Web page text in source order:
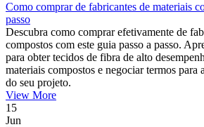
Como comprar de fabricantes de materiais
passo
Descubra como comprar efetivamente de
compostos com este guia passo a passo.
para obter tecidos de fibra de alto
materiais compostos e negociar termos para
do seu projeto.
View More
15
Jun